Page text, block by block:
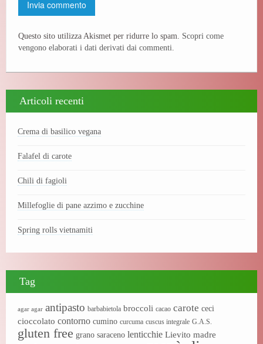
Questo sito utilizza Akismet per ridurre lo spam. Scopri come
vengono elaborati i dati derivati dai commenti.
Articoli recenti
Crema di basilico vegana
Falafel di carote
Chili di fagioli
Millefoglie di pane azzimo e zucchine
Spring rolls vietnamiti
Tag
agar agar antipasto barbabietola broccoli cacao carote ceci
cioccolato contorno cumino curcuma cuscus integrale G.A.S.
gluten free grano saraceno lenticchie Lievito madre